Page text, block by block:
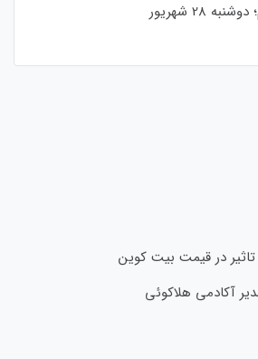
28 شهریور
در قیمت بیت کوین
آکادمی هلاکوئی